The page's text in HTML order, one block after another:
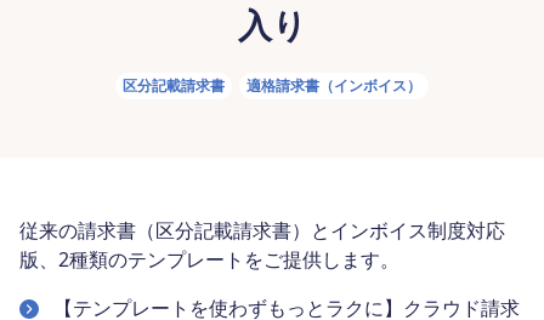
入り
区分記載請求書 適格請求書（インボイス）
従来の請求書（区分記載請求書）とインボイス制度対応
版、2種類のテンプレートをご提供します。
【テンプレートを使わずもっとラクに】クラウド請求